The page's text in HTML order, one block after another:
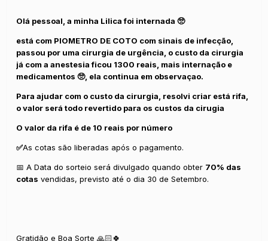
Olá pessoal, a minha Lilica foi internada 🥺
está com PIOMETRO DE COTO com sinais de infecção,
passou por uma cirurgia de urgência, o custo da cirurgia
já com a anestesia ficou 1300 reais, mais internação e
medicamentos 🥺, ela continua em observaçao.
Para ajudar com o custo da cirurgia, resolvi criar está rifa,
o valor será todo revertido para os custos da cirugia
O valor da rifa é de 10 reais por número
✅As cotas são liberadas após o pagamento.
📅 A Data do sorteio será divulgado quando obter 70% das
cotas vendidas, previsto até o dia 30 de Setembro.
Gratidão e Boa Sorte 🙏🏻🍀